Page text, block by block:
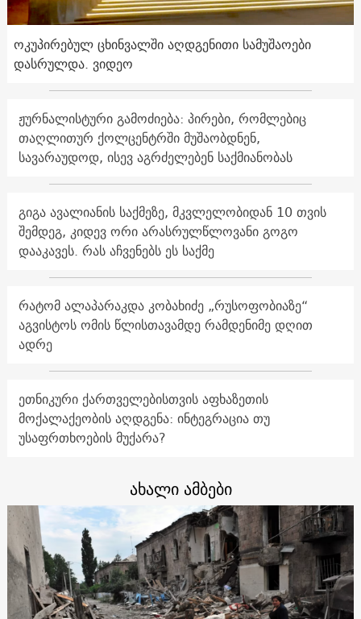
ოკუპირებულ ცხინვალში აღდგენითი სამუშაოები
დასრულდა. ვიდეო
ჟურნალისტური გამოძიება: პირები, რომლებიც
თაღლითურ ქოლცენტრში მუშაობდნენ,
სავარაუდოდ, ისევ აგრძელებენ საქმიანობას
გიგა ავალიანის საქმეზე, მკვლელობიდან 10 თვის
შემდეგ, კიდევ ორი არასრულწლოვანი გოგო
დააკავეს. რას აჩვენებს ეს საქმე
რატომ ალაპარაკდა კობახიძე „რუსოფობიაზე“
აგვისტოს ომის წლისთავამდე რამდენიმე დღით
ადრე
ეთნიკური ქართველებისთვის აფხაზეთის
მოქალაქეობის აღდგენა: ინტეგრაცია თუ
უსაფრთხოების მუქარა?
ახალი ამბები